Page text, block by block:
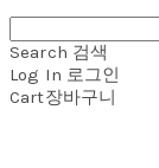
Search 검색
Log In 로그인
Cart장바구니